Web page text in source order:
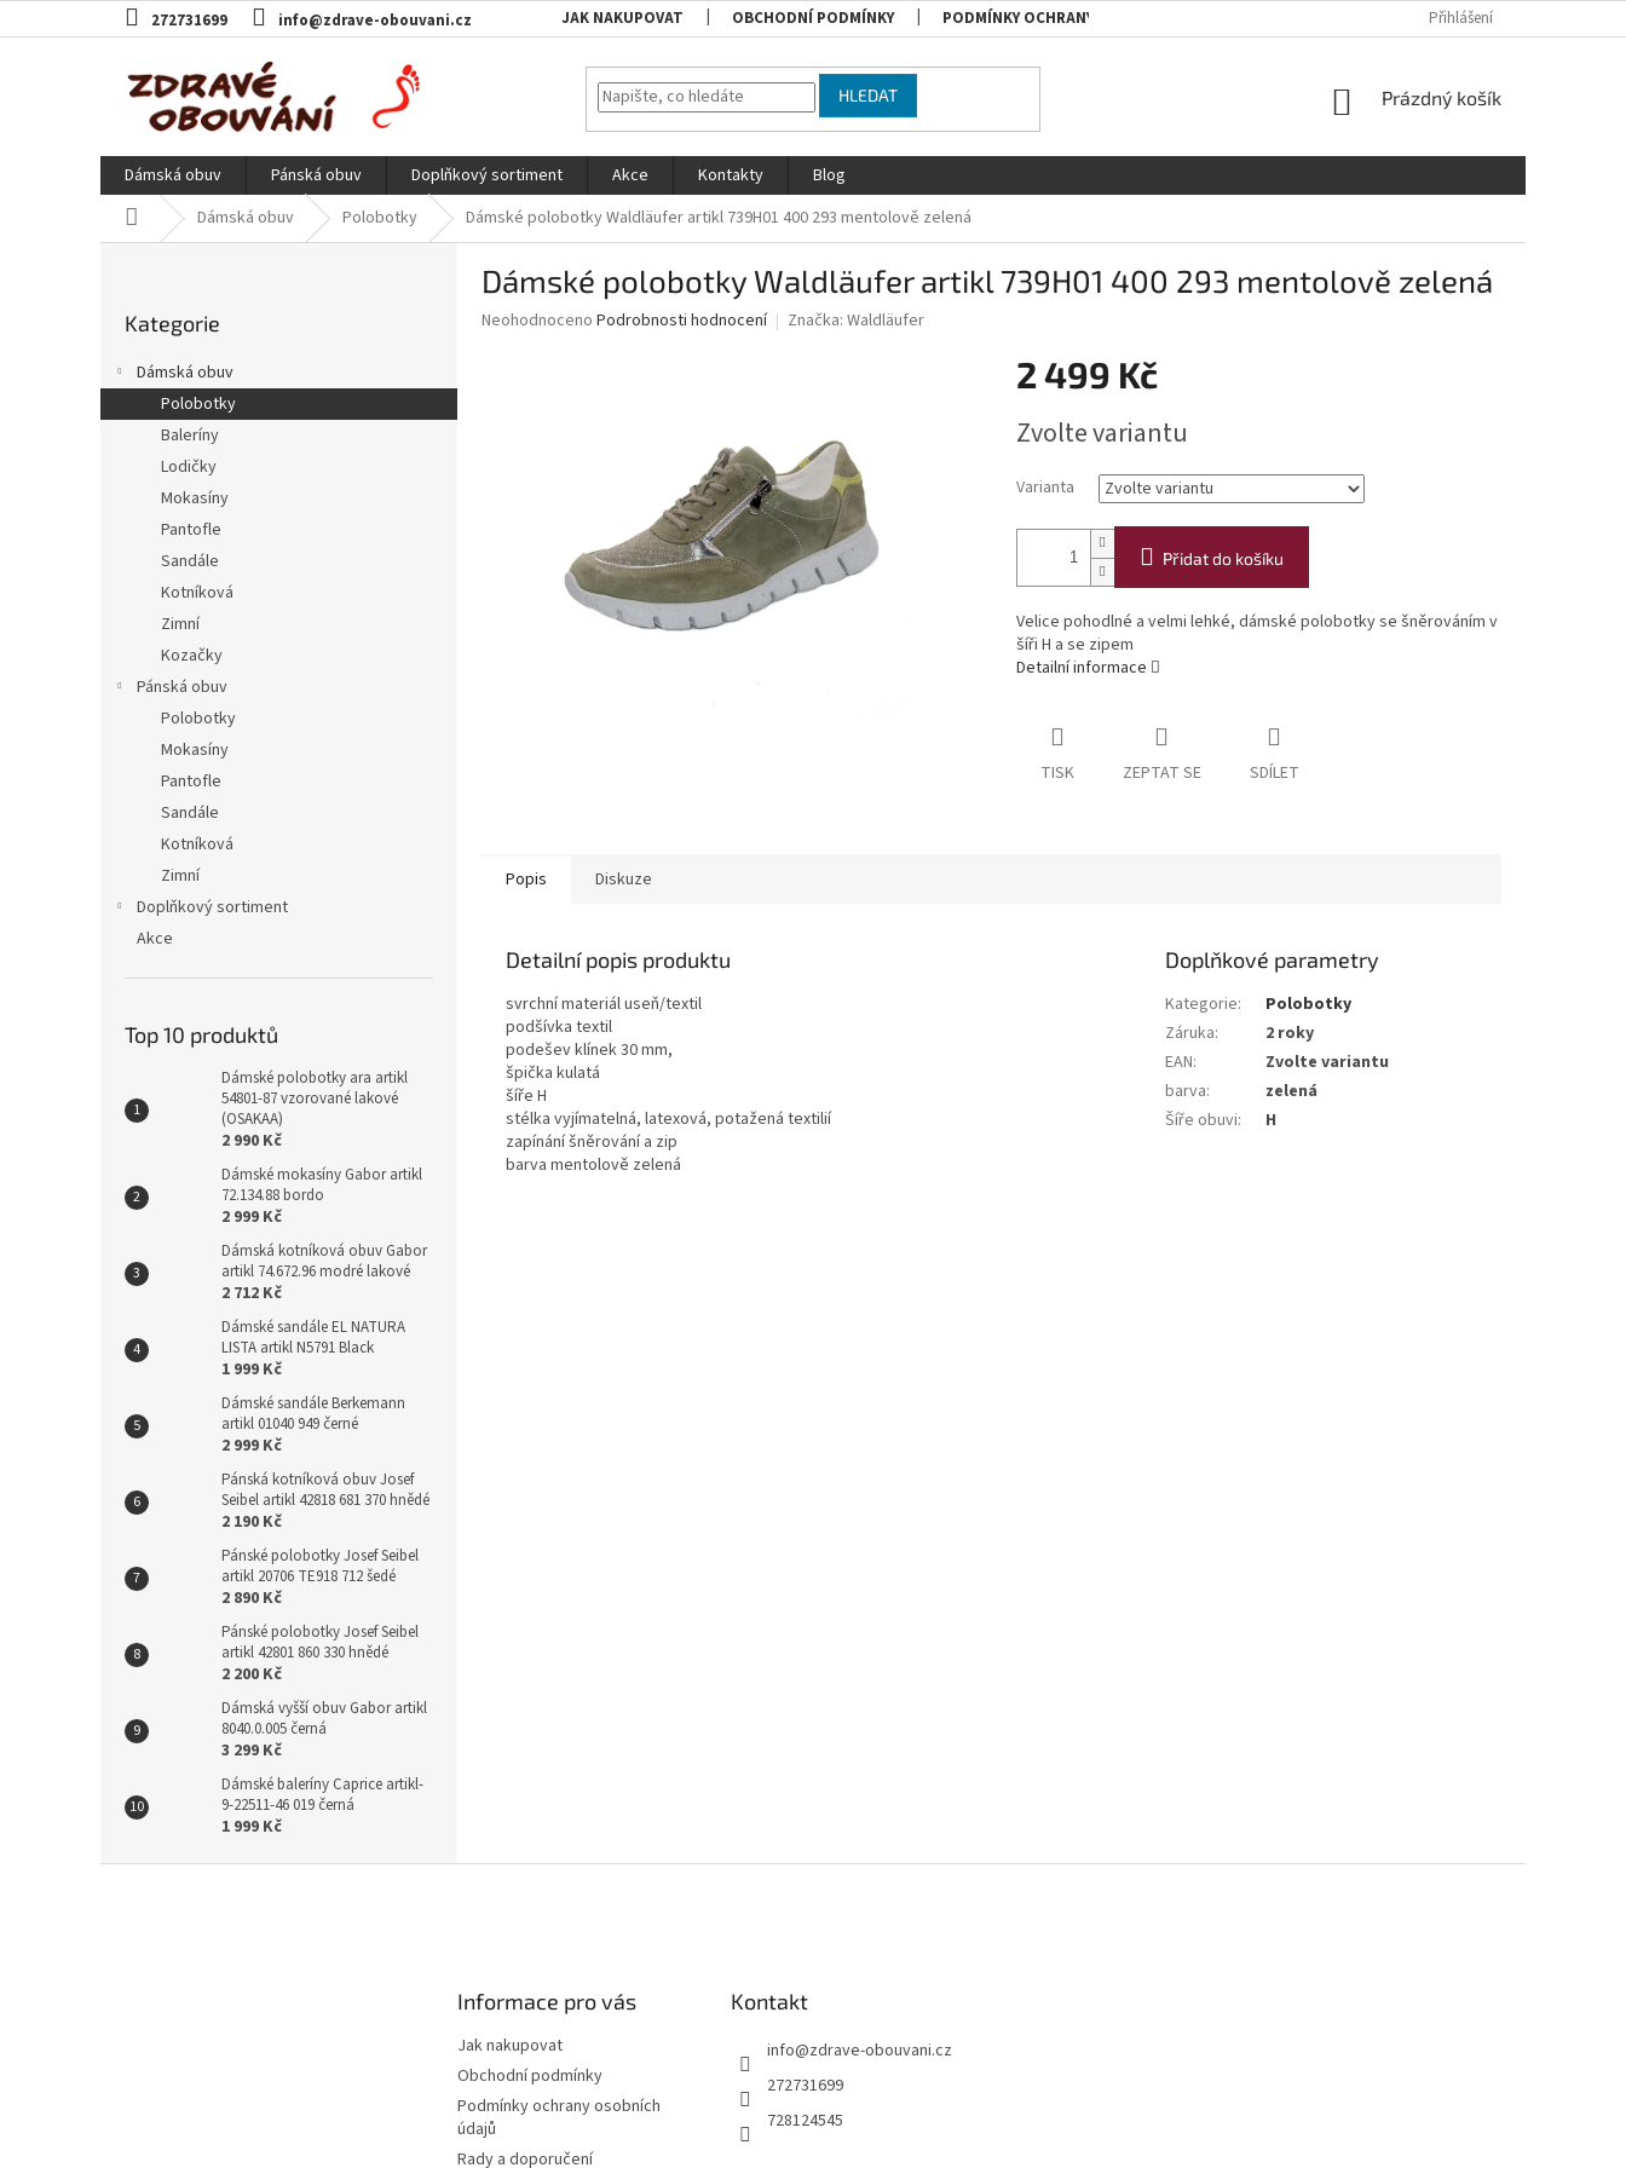
na
272731699 info@zdrave-obouvani.cz JAK NAKUPOVAT OBCHODNÍ PODMÍNKY PODMÍNKY OCHRANY OSOBNÍCH ÚDAJŮ RADY A DOPORUČENÍ TABULKA
Přihlášení
HLEDAT
NÁKUPNÍ
Prázdný košík
Dámská obuv Pánská obuv Doplňkový sortiment Akce Kontakty
Blog
Domů Dámská obuv Polobotky Dámské polobotky Waldläufer artikl 739H01 400 293 mentolově zelená
a
n
kategorie
Kategorie
Dámská obuv
Polobotky
Baleríny
Lodičky
Mokasíny
Pantofle
Sandále
Kotníková
Zimní
Kozačky
Pánská obuv
Polobotky
Mokasíny
Pantofle
Sandále
Kotníková
Zimní
Doplňkový sortiment
Akce
Top 10 produktů
Dámské polobotky ara artikl
54801-87 vzorované lakové
(OSAKAA)
2 990 Kč
Dámské mokasíny Gabor artikl
72.134.88 bordo
2 999 Kč
Dámská kotníková obuv Gabor
artikl 74.672.96 modré lakové
2 712 Kč
Dámské sandále EL NATURA
LISTA artikl N5791 Black
1 999 Kč
Dámské sandále Berkemann
artikl 01040 949 černé
2 999 Kč
Pánská kotníková obuv Josef
Seibel artikl 42818 681 370 hnědé
2 190 Kč
Pánské polobotky Josef Seibel
artikl 20706 TE918 712 šedé
2 890 Kč
Pánské polobotky Josef Seibel
artikl 42801 860 330 hnědé
2 200 Kč
Dámská vyšší obuv Gabor artikl
8040.0.005 černá
3 299 Kč
Dámské baleríny Caprice artikl-
9-22511-46 019 černá
1 999 Kč
Dámské polobotky Waldläufer artikl 739H01 400 293 mentolově zelená
Průměrné
Neohodnoceno Podrobnosti hodnocení Značka: Waldläufer
2 499 Kč
cena:
Zvolte variantu
Varianta
Přidat do košíku
Velice pohodlné a velmi lehké, dámské polobotky se šněrováním v
šíři H a se zipem
Detailní informace
TISK ZEPTAT SE SDÍLET
Popis Diskuze
Detailní popis produktu
svrchní materiál useň/textil
podšívka textil
podešev klínek 30 mm,
špička kulatá
šíře H
stélka vyjímatelná, latexová, potažená textilií
zapínání šněrování a zip
barva mentolově zelená
Doplňkové parametry
Kategorie:
Polobotky
Záruka:
2 roky
EAN:
Zvolte variantu
barva:
zelená
Šíře obuvi: H
Informace pro vás
Jak nakupovat
Obchodní podmínky
Podmínky ochrany osobních
údajů
Rady a doporučení
Kontakt
info@zdrave-obouvani.cz
272731699
728124545